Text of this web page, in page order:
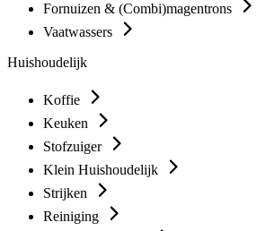
Fornuizen & (Combi)magentrons
Vaatwassers
Huishoudelijk
Koffie
Keuken
Stofzuiger
Klein Huishoudelijk
Strijken
Reiniging